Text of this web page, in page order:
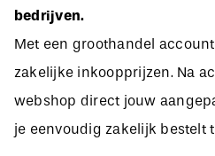
Met een groothandel account
zakelijke inkoopprijzen. Na
webshop direct jouw
je eenvoudig zakelijk bestelt
We werken onder andere